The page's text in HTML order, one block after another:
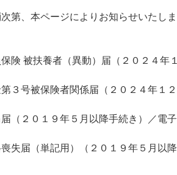
第、本ページによりお知らせいたしま
険 被扶養者（異動）届（２０２４年
３号被保険者関係届（２０２４年１
（２０１９年５月以降手続き）／電子
失届（単記用）（２０１９年５月以